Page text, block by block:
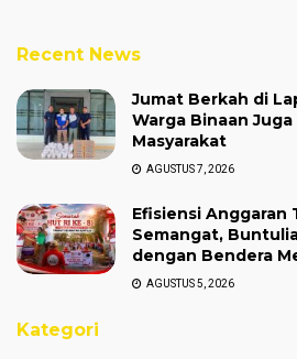
Recent News
Jumat Berkah di
Warga Binaan
Masyarakat
AGUSTUS 7, 2026
Efisiensi Anggaran
Semangat,
dengan Bendera
AGUSTUS 5, 2026
Kategori